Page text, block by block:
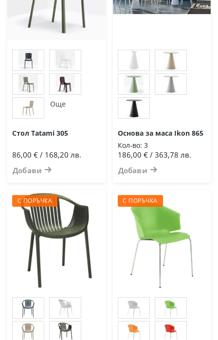
Още
Стол Tatami 305
86,00 € / 168,20 лв.
Добави
Основа за маса Ikon 865
Кол-во: 3
186,00 € / 363,78 лв.
Добави
С ПОРЪЧКА С ПОРЪЧКА